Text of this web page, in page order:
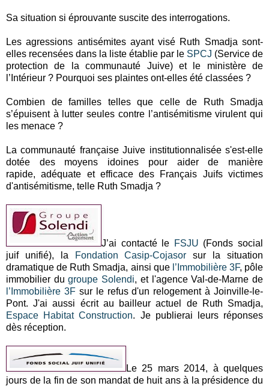
Sa situation si éprouvante suscite des interrogations.
Les agressions antisémites ayant visé Ruth Smadja sont-
elles recensées dans la liste établie par le SPCJ (Service de
protection de la communauté Juive) et le ministère de
l’Intérieur ? Pourquoi ses plaintes ont-elles été classées ?
Combien de familles telles que celle de Ruth Smadja
s’épuisent à lutter seules contre l’antisémitisme virulent qui
les menace ?
La communauté française Juive institutionnalisée s'est-elle
dotée des moyens idoines pour aider de manière
rapide, adéquate et efficace des Français Juifs victimes
d'antisémitisme, telle Ruth Smadja ?
J’ai contacté le FSJU (Fonds social
juif unifié), la
Fondation Casip-Cojasor sur la situation
dramatique de Ruth Smadja, ainsi que l’Immobilière 3F, pôle
immobilier dugroupe Solendi, et l'agence Val-de-Marne de
l’Immobilière 3Fsur le refus d'un relogement à Joinville-le-
Pont. J'ai aussi écrit au bailleur actuel de Ruth Smadja,
Espace Habitat Construction. Je publierai leurs réponses
dès réception.
Le 25 mars 2014, à quelques
jours de la fin de son mandat de huit ans à la présidence du